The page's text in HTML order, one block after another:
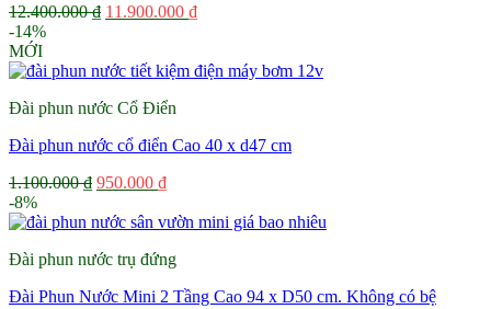
12.400.000₫ Giá
12.400.000 ₫.
11.900.000 ₫Giá
là:
-14%
MỚI
Đài phun nước Cổ Điển
Đài phun nước cổ điển Cao 40 x d47 cm
1.100.000₫ Giá
là:
950.000 ₫Giá
tại
950.000 ₫.
-8%
Đài phun nước trụ đứng
Đài Phun Nước Mini 2 Tầng Cao 94 x D50 cm. Không có bệ